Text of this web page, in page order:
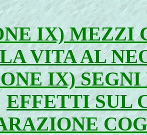
IX) MEZZI
LA VITA AL
IX) SEGNI
EFFETTI SUL